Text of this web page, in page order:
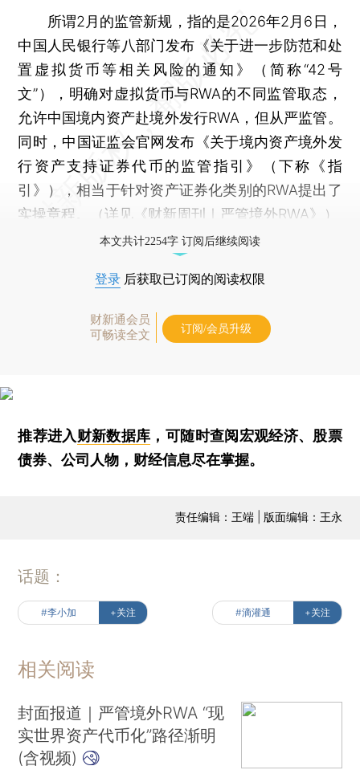
所谓2月的监管新规，指的是2026年2月6日，
中国人民银行等八部门发布《关于进一步防范和处
置虚拟货币等相关风险的通知》（简称“42号
文”），明确对虚拟货币与RWA的不同监管取态，
允许中国境内资产赴境外发行RWA，但从严监管。
同时，中国证监会官网发布《关于境内资产境外发
行资产支持证券代币的监管指引》（下称《指
引》），相当于针对资产证券化类别的RWA提出了
实操章程。（详见《财新周刊｜严管境外RWA》）
本文共计2254字 订阅后继续阅读
登录 后获取已订阅的阅读权限
财新通会员
可畅读全文
订阅/会员升级
推荐进入财新数据库 ，可随时查阅宏观经济、股票
债券、公司人物，财经信息尽在掌握。
责任编辑：王端 | 版面编辑：王永
话题：
#李小加 +关注 #滴灌通 +关注
相关阅读
封面报道｜严管境外RWA “现
实世界资产代币化”路径渐明
(含视频)